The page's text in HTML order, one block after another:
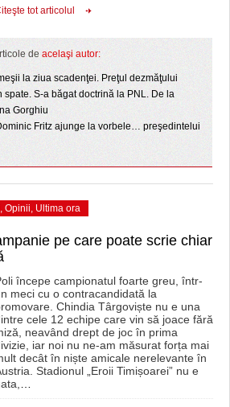
tot articolul
de acelaşi autor:
la ziua scadenţei. Preţul dezmăţului
spate. S-a băgat doctrină la PNL. De la
Gorghiu
Fritz ajunge la vorbele… preşedintelui
, Opinii, Ultima ora
pe care poate scrie chiar
începe campionatul foarte greu, într-
meci cu o contracandidată la
Chindia Târgoviște nu e una
cele 12 echipe care vin să joace fără
neavând drept de joc în prima
iar noi nu ne-am măsurat forța mai
decât în niște amicale nerelevante în
Stadionul „Eroii Timișoarei” nu e